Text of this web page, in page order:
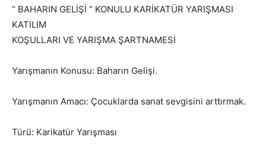
‘’ BAHARIN GELİŞİ ‘’ KONULU KARİKATÜR YARIŞMASI
KATILIM
KOŞULLARI VE YARIŞMA ŞARTNAMESİ
Yarışmanın Konusu: Baharın Gelişi.
Yarışmanın Amacı: Çocuklarda sanat sevgisini arttırmak.
Türü: Karikatür Yarışması